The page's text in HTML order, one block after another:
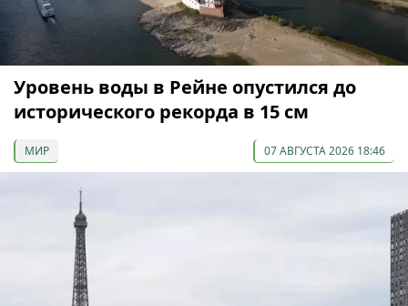
Уровень воды в Рейне опустился до
исторического рекорда в 15 см
МИР 07 АВГУСТА 2026 18:46